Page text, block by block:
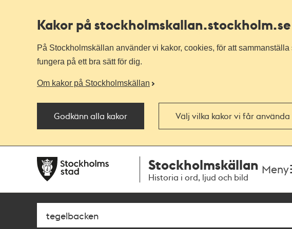
Kakor på stockholmskallan.stockholm.se
På Stockholmskällan använder vi kakor, cookies, för att
fungera på ett bra sätt för dig.
Om kakor på Stockholmskällan
Godkänn alla kakor Välj vilka kakor vi får använda
navigationen
huvudinnehållet
Stockholmskällan
Historia i ord, ljud och bild
Meny
Sök